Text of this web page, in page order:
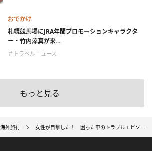
おでかけ
札幌競馬場にJRA年間プロモーションキャラクタ
ー・竹内涼真が来...
＃トラベルニュース
もっと見る
海外旅行 女性が目撃した！ 困った車のトラブルエピソード